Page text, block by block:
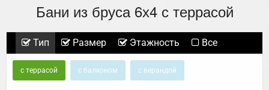
Бани из бруса 6х4 с террасой
Тип Размер Этажность Все
с террасой с балконом с верандой